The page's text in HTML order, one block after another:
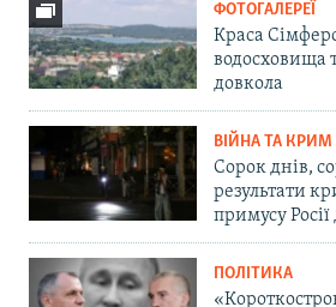
ФОТОГАЛЕРЕЇ
Краса
водосховища
довкола
ВІЙНА ТА КРИМ
Сорок днів,
результати
примусу
ПОЛІТИКА